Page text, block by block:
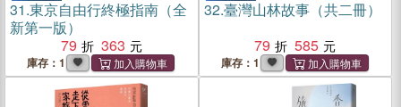
31.東京自由行終極指南（全
新第一版）
79
363
庫存：1
32.臺灣山林故事（共二冊）
79
585
庫存：1